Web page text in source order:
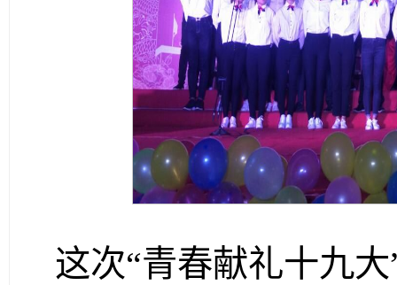
这次“青春献礼十九